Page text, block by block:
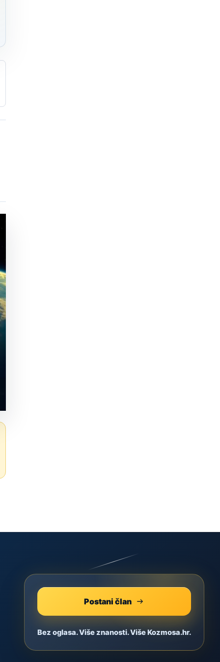
Postani član
Bez oglasa. Više znanosti. Više Kozmosa.hr.